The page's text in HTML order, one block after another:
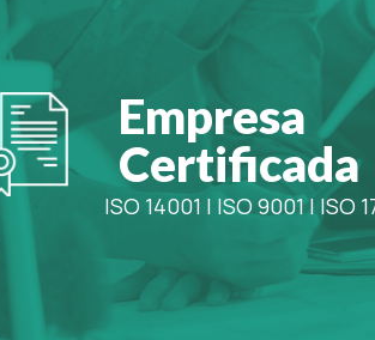
Empresa
Certificada
ISO 14001 | ISO 9001| ISO